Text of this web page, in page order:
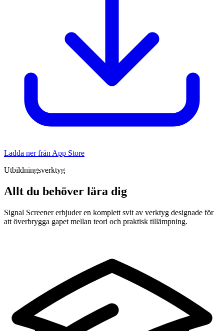
Ladda ner från App Store
Utbildningsverktyg
Allt du behöver lära dig
Signal Screener erbjuder en komplett svit av verktyg designade för
att överbrygga gapet mellan teori och praktisk tillämpning.